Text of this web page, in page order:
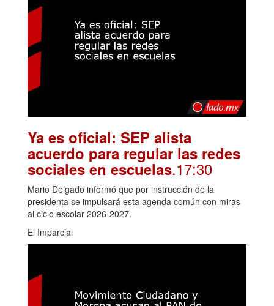
Ya es oficial: SEP alista
acuerdo para regular las redes
sociales en escuelas.17:30
Mario Delgado informó que por instrucción de la
presidenta se impulsará esta agenda común con miras
al ciclo escolar 2026-2027.
El Imparcial